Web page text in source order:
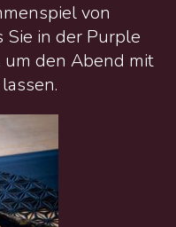
von
Sie in der Purple
den Abend mit